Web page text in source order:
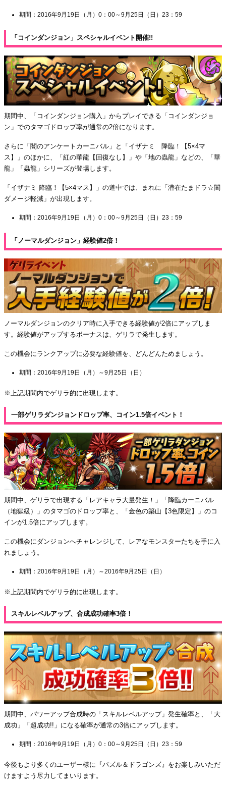
期間：2016年9月19日（月）0：00～9月25日（日）23：59
「コインダンジョン」スペシャルイベント開催!!
期間中、「コインダンジョン購入」からプレイできる「コインダンジョ
ン」でのタマゴドロップ率が通常の2倍になります。
さらに「闇のアンケートカーニバル」と「イザナミ 降臨！【5×4マ
ス】」のほかに、「紅の華龍【回復なし】」や「地の蟲龍」などの、「華
龍」「蟲龍」シリーズが登場します。
「イザナミ 降臨！【5×4マス】」の道中では、まれに「潜在たまドラ☆闇
ダメージ軽減」が出現します。
期間：2016年9月19日（月）0：00～9月25日（日）23：59
「ノーマルダンジョン」経験値2倍！
ノーマルダンジョンのクリア時に入手できる経験値が2倍にアップしま
す。経験値がアップするボーナスは、ゲリラで発生します。
この機会にランクアップに必要な経験値を、どんどんためましょう。
期間：2016年9月19日（月）～9月25日（日）
※上記期間内でゲリラ的に出現します。
一部ゲリラダンジョンドロップ率、コイン1.5倍イベント！
期間中、ゲリラで出現する「レアキャラ大量発生！」「降臨カーニバル
（地獄級）」のタマゴのドロップ率と、「金色の築山【3色限定】」のコ
インが1.5倍にアップします。
この機会にダンジョンへチャレンジして、レアなモンスターたちを手に入
れましょう。
期間：2016年9月19日（月）～2016年9月25日（日）
※上記期間内でゲリラ的に出現します。
スキルレベルアップ、合成成功確率3倍！
期間中、パワーアップ合成時の「スキルレベルアップ」発生確率と、「大
成功」「超成功!!」になる確率が通常の3倍にアップします。
期間：2016年9月19日（月）0：00～9月25日（日）23：59
今後もより多くのユーザー様に『パズル＆ドラゴンズ』をお楽しみいただ
けますよう尽力してまいります。